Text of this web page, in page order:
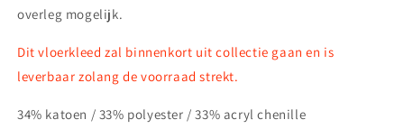
overleg mogelijk.
Dit vloerkleed zal binnenkort uit collectie gaan en is
leverbaar zolang de voorraad strekt.
34% katoen / 33% polyester / 33% acryl chenille